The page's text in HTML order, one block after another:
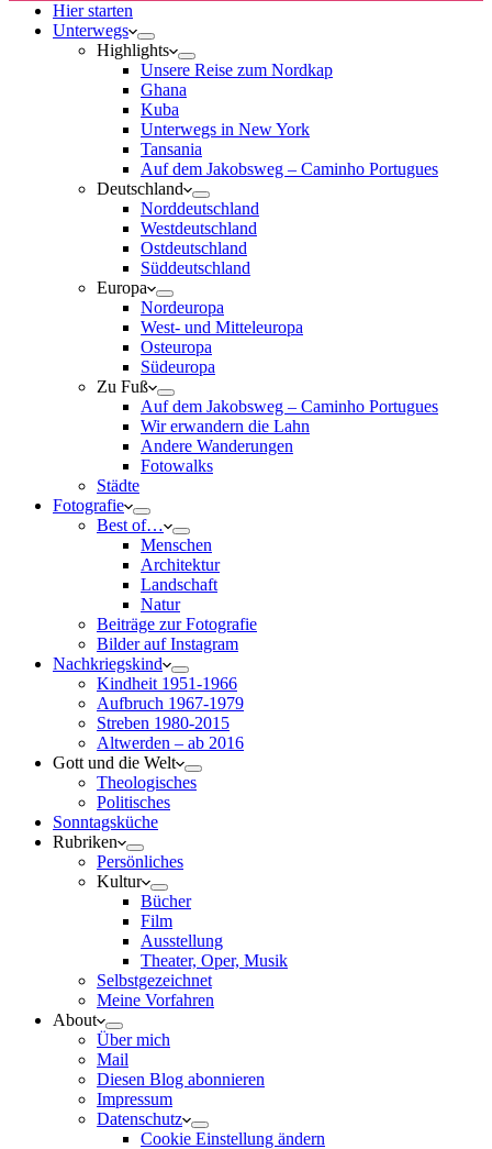
Hier starten
Unterwegs
Highlights
Unsere Reise zum Nordkap
Ghana
Kuba
Unterwegs in New York
Tansania
Auf dem Jakobsweg – Caminho Portugues
Deutschland
Norddeutschland
Westdeutschland
Ostdeutschland
Süddeutschland
Europa
Nordeuropa
West- und Mitteleuropa
Osteuropa
Südeuropa
Zu Fuß
Auf dem Jakobsweg – Caminho Portugues
Wir erwandern die Lahn
Andere Wanderungen
Fotowalks
Städte
Fotografie
Best of…
Menschen
Architektur
Landschaft
Natur
Beiträge zur Fotografie
Bilder auf Instagram
Nachkriegskind
Kindheit 1951-1966
Aufbruch 1967-1979
Streben 1980-2015
Altwerden – ab 2016
Gott und die Welt
Theologisches
Politisches
Sonntagsküche
Rubriken
Persönliches
Kultur
Bücher
Film
Ausstellung
Theater, Oper, Musik
Selbstgezeichnet
Meine Vorfahren
About
Über mich
Mail
Diesen Blog abonnieren
Impressum
Datenschutz
Cookie Einstellung ändern